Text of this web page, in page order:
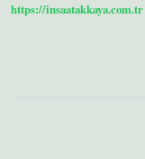
https://insaatakkaya.com.tr